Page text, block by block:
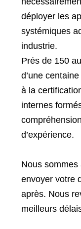
déployer les
systémiques
industrie.
Prés de 150
d’une
à la
internes
d’expérience.
Nous
envoyer votre
après. Nous
meilleurs